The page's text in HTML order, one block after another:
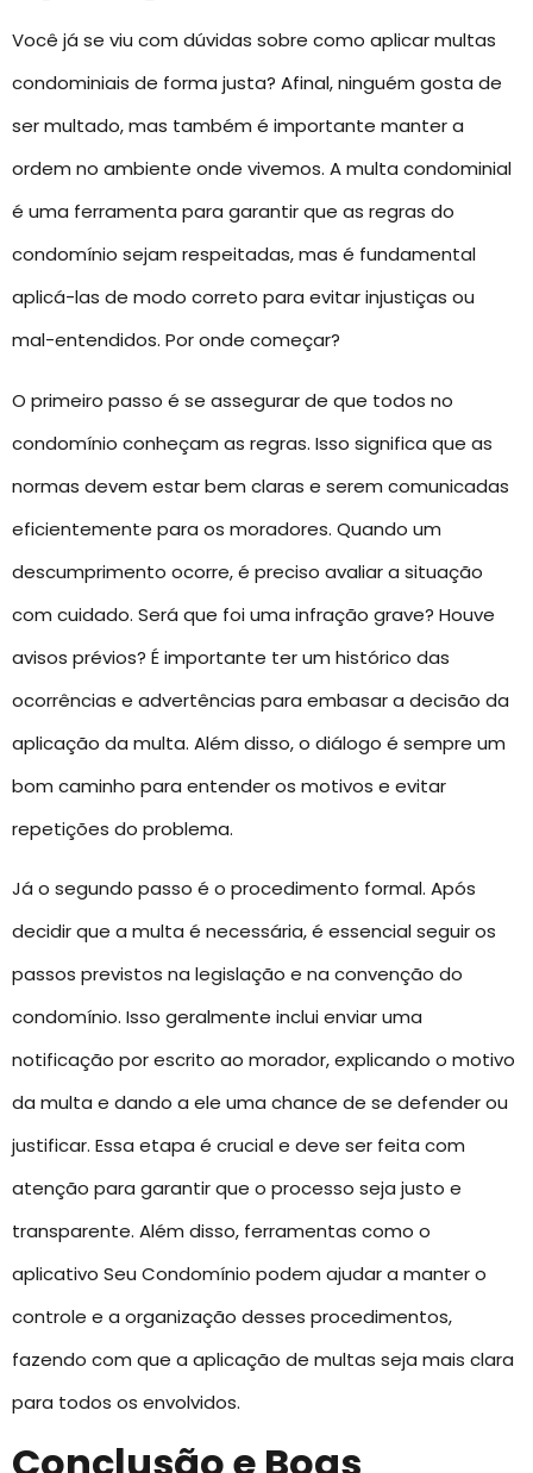
Você já se viu com dúvidas sobre como aplicar multas
condominiais de forma justa? Afinal, ninguém gosta de
ser multado, mas também é importante manter a
ordem no ambiente onde vivemos. A multa condominial
é uma ferramenta para garantir que as regras do
condomínio sejam respeitadas, mas é fundamental
aplicá-las de modo correto para evitar injustiças ou
mal-entendidos. Por onde começar?
O primeiro passo é se assegurar de que todos no
condomínio conheçam as regras. Isso significa que as
normas devem estar bem claras e serem comunicadas
eficientemente para os moradores. Quando um
descumprimento ocorre, é preciso avaliar a situação
com cuidado. Será que foi uma infração grave? Houve
avisos prévios? É importante ter um histórico das
ocorrências e advertências para embasar a decisão da
aplicação da multa. Além disso, o diálogo é sempre um
bom caminho para entender os motivos e evitar
repetições do problema.
Já o segundo passo é o procedimento formal. Após
decidir que a multa é necessária, é essencial seguir os
passos previstos na legislação e na convenção do
condomínio. Isso geralmente inclui enviar uma
notificação por escrito ao morador, explicando o motivo
da multa e dando a ele uma chance de se defender ou
justificar. Essa etapa é crucial e deve ser feita com
atenção para garantir que o processo seja justo e
transparente. Além disso, ferramentas como o
aplicativo Seu Condomínio podem ajudar a manter o
controle e a organização desses procedimentos,
fazendo com que a aplicação de multas seja mais clara
para todos os envolvidos.